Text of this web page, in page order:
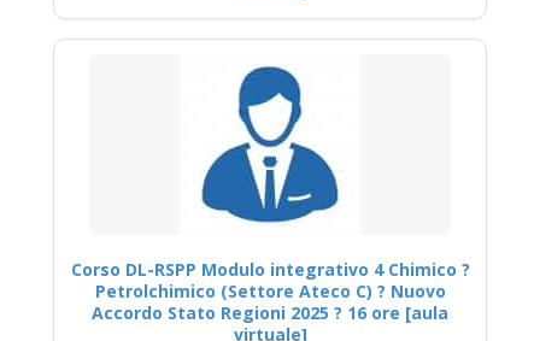
Corso DL-RSPP Modulo integrativo 4 Chimico ?
Petrolchimico (Settore Ateco C) ? Nuovo
Accordo Stato Regioni 2025 ? 16 ore [aula
virtuale]